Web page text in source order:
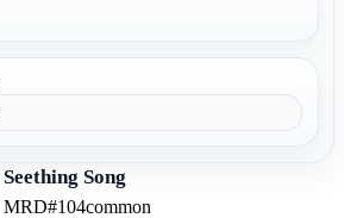
Seething Song
MRD#104common